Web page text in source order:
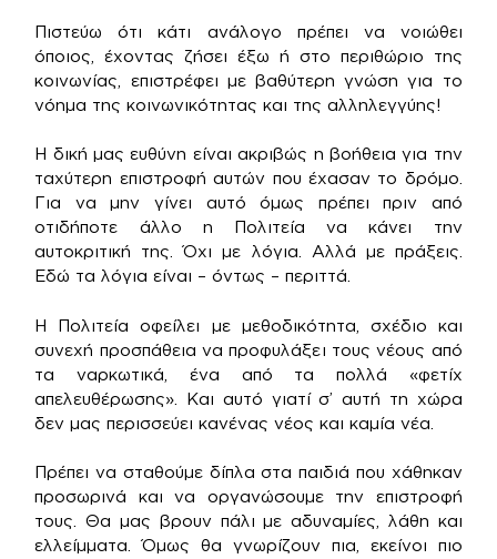
Πιστεύω ότι κάτι ανάλογο πρέπει να νοιώθει
όποιος, έχοντας ζήσει έξω ή στο περιθώριο της
κοινωνίας, επιστρέφει με βαθύτερη γνώση για το
νόημα της κοινωνικότητας και της αλληλεγγύης!
Η δική μας ευθύνη είναι ακριβώς η βοήθεια για την
ταχύτερη επιστροφή αυτών που έχασαν το δρόμο.
Για να μην γίνει αυτό όμως πρέπει πριν από
οτιδήποτε άλλο η Πολιτεία να κάνει την
αυτοκριτική της. Όχι με λόγια. Αλλά με πράξεις.
Εδώ τα λόγια είναι – όντως – περιττά.
Η Πολιτεία οφείλει με μεθοδικότητα, σχέδιο και
συνεχή προσπάθεια να προφυλάξει τους νέους από
τα ναρκωτικά, ένα από τα πολλά «φετίχ
απελευθέρωσης». Και αυτό γιατί σ’ αυτή τη χώρα
δεν μας περισσεύει κανένας νέος και καμία νέα.
Πρέπει να σταθούμε δίπλα στα παιδιά που χάθηκαν
προσωρινά και να οργανώσουμε την επιστροφή
τους. Θα μας βρουν πάλι με αδυναμίες, λάθη και
ελλείμματα. Όμως θα γνωρίζουν πια, εκείνοι πιο